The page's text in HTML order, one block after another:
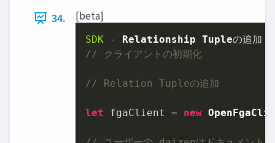
34. [beta]
SDK - Relationship Tuple
// クライアントの初期化
// Relation Tupleの追加
let fgaClient = new